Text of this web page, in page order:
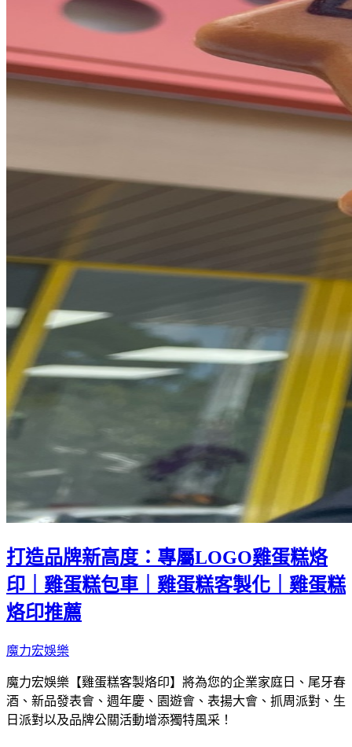
打造品牌新高度：專屬LOGO雞蛋糕烙
印｜雞蛋糕包車｜雞蛋糕客製化｜雞蛋糕
烙印推薦
魔力宏娛樂
魔力宏娛樂【雞蛋糕客製烙印】將為您的企業家庭日、尾牙春
酒、新品發表會、週年慶、園遊會、表揚大會、抓周派對、生
日派對以及品牌公關活動增添獨特風采！